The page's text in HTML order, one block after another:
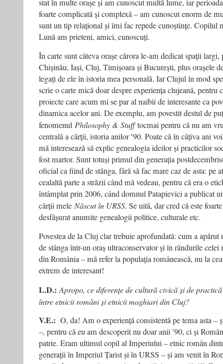
stat în multe orașe și am cunoscut multă lume, iar
foarte complicată și complexă – am cunoscut enorm de
sunt un tip relațional și îmi fac repede cunoștințe. Copilul
Lună am prieteni, amici, cunoscuți.
În carte sunt câteva orașe cărora le-am dedicat spații
Chișinău, Iași, Cluj, Timișoara și București, plus orașele
legați de ele în istoria mea personală. Iar Clujul în mod
scrie o carte mică doar despre experiența clujeană, pentru
proiecte care acum mi se par al naibii de interesante ca
dinamica acelor ani. De exemplu, am povestit destul de
fenomenul Philosophy & Stufftocmai pentru că nu am
centrală a cărții, istoria anilor ʹ90. Poate că în câțiva ani
mă interesează să explic genealogia ideilor și practicilor
fost martor. Sunt totuși primul din generația
oficial ca fiind de stânga, fără să fac mare caz de asta: pe
cealaltă parte a străzii când mă vedeau, pentru că era o
întâmplat prin 2006, când domnul Patapievici a publicat
cărții mele Născut în URSS. Se uită, dar cred că este
desfășurat anumite genealogii politice, culturale etc.
Povestea de la Cluj clar trebuie aprofundată: cum a
de stânga într-un oraș ultraconservator și în rândurile
din România – mă refer la populația românească, nu la
extrem de interesant!
L.D.: Apropo, ce diferențe de cultură civică și de
între etnicii români și etnicii maghiari din Cluj?
V.E.: O, da! Am o experiență consistentă pe tema asta –
–, pentru că eu am descoperit nu doar anii ʹ90, ci și
patrie. Eram ultimul copil al Imperiului – etnic român
generații în Imperiul Țarist și în URSS – și am venit în